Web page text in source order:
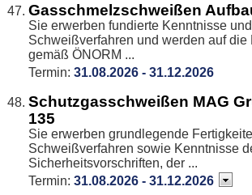
Gasschmelzschweißen
Sie erwerben fundierte Kenntnisse
Schweißverfahren und werden auf die
gemäß ÖNORM ...
Termin: 31.08.2026 - 31.12.2026
Schutzgasschweißen MAG
135
Sie erwerben grundlegende
Schweißverfahren sowie Kenntnisse
Sicherheitsvorschriften, der ...
Termin: 31.08.2026 - 31.12.2026